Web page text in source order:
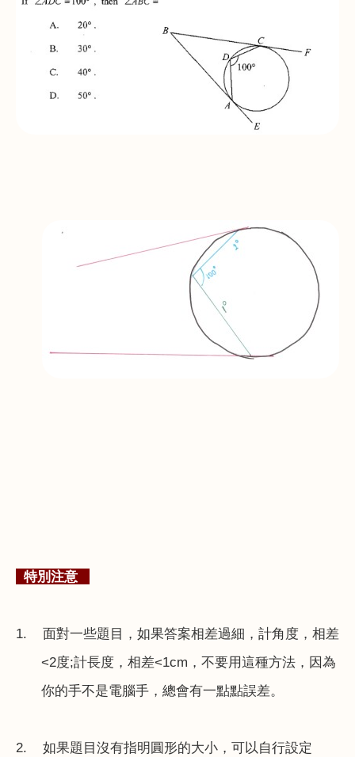
特別注意
1. 面對一些題目，如果答案相差過細，計角度，相差
<2度;計長度，相差<1cm ，不要用這種方法，因為
你的手不是電腦手，總會有一點點誤差。
2. 如果題目沒有指明圓形的大小，可以自行設定